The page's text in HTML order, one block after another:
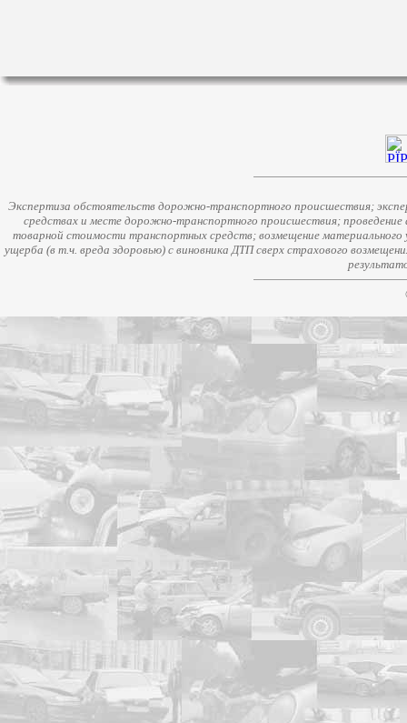
Экспертиза обстоятельств дорожно-транспортного происшествия;
средствах и месте дорожно-транспортного происшествия;
товарной стоимости транспортных средств; возмещение
ущерба (в т.ч. вреда здоровью) с виновника ДТП сверх страхового